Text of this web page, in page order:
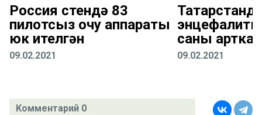
Россия өстендә 83
пилотсыз очу аппараты
юк ителгән
09.02.2021
саны арткан
09.02.2021
Комментарий 0